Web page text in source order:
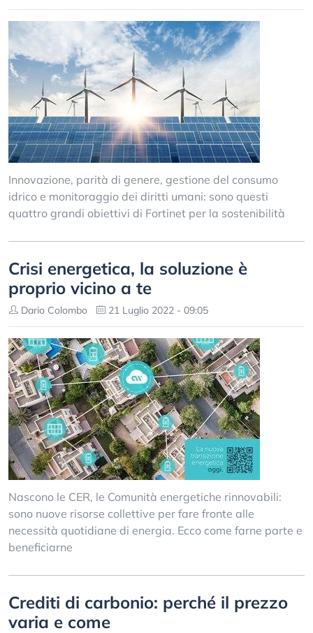
Innovazione, parità di genere, gestione del consumo
idrico e monitoraggio dei diritti umani: sono questi
quattro grandi obiettivi di Fortinet per la sostenibilità
Crisi energetica, la soluzione è
proprio vicino a te
Dario Colombo 21 Luglio 2022 - 09:05
Nascono le CER, le Comunità energetiche rinnovabili:
sono nuove risorse collettive per fare fronte alle
necessità quotidiane di energia. Ecco come farne parte e
beneficiarne
Crediti di carbonio: perché il prezzo
varia e come